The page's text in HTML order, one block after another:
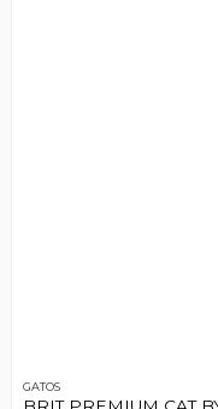
GATOS